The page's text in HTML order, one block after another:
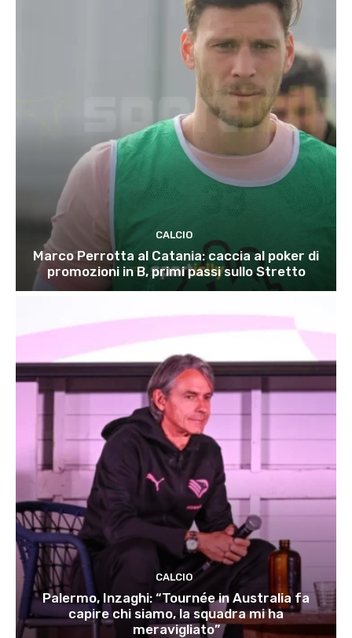
CALCIO
Marco Perrotta al Catania: caccia al poker di
promozioni in B, primi passi sullo Stretto
CALCIO
Palermo, Inzaghi: “Tournée in Australia fa
capire chi siamo, la squadra mi ha
meravigliato”